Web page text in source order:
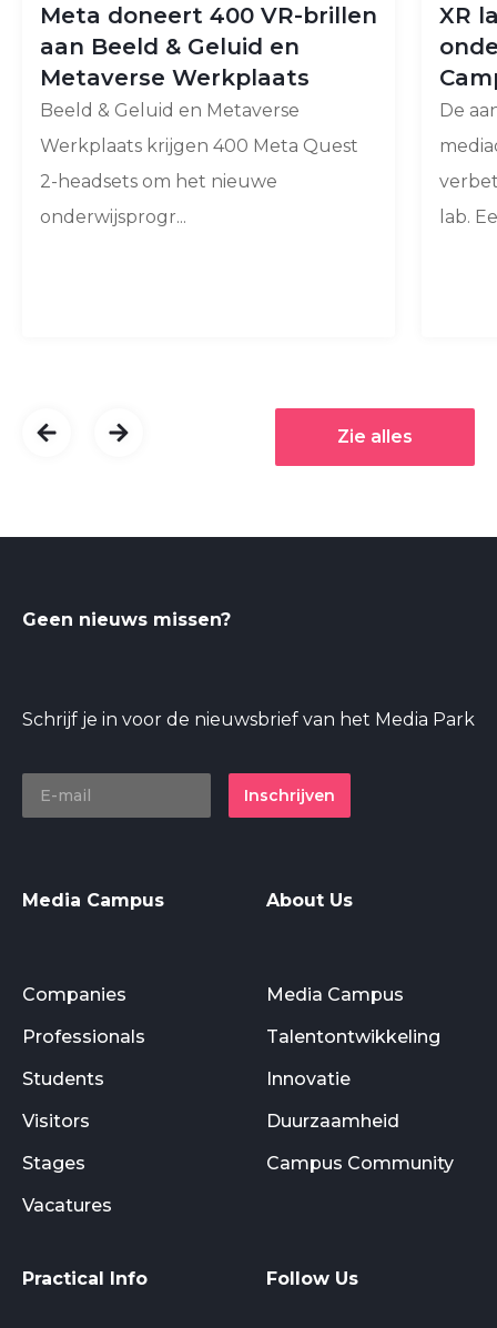
Meta doneert 400 VR-brillen
aan Beeld & Geluid en
Metaverse Werkplaats
Beeld & Geluid en Metaverse
Werkplaats krijgen 400 Meta Quest
2-headsets om het nieuwe
onderwijsprogr...
XR
De
lab.
Zie alles
Geen nieuws missen?
Schrijf je in voor de nieuwsbrief van het Media Park
Inschrijven
Media Campus
Companies
Professionals
Students
Visitors
Stages
Vacatures
About Us
Media Campus
Talentontwikkeling
Innovatie
Duurzaamheid
Campus Community
Practical Info Follow Us